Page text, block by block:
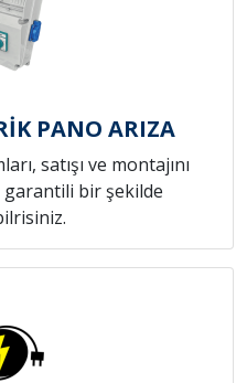
PANO ARIZA
satışı ve montajını
garantili bir şekilde